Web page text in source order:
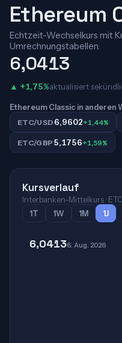
Ethereum
Echtzeit-Wechselkurs mit
Umrechnungstabellen.
6,0413
▲ +1,75%aktualisiert
Ethereum Classic in anderen
ETC/USD 6,9602+1,44%
ETC/GBP 5,1756+1,59%
Kursverlauf
Interbanken-Mittelkurs ·
1T
1W 1M 1J
6,04136. Aug. 2026